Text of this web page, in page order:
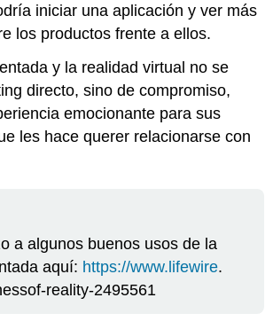
iniciar una aplicación y ver más
los productos frente a ellos.
y la realidad virtual no se
directo, sino de compromiso,
emocionante para sus
les hace querer relacionarse con
a algunos buenos usos de la
aquí: https://www.lifewire.
reality-2495561